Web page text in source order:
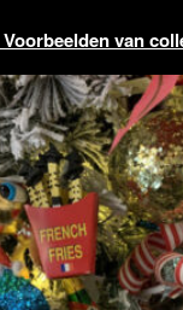
van